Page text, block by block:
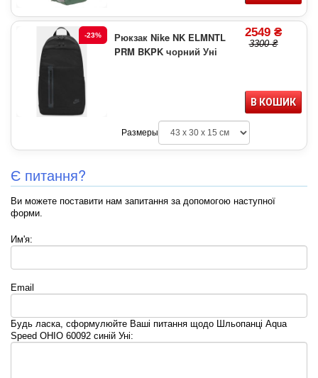
-23%
Рюкзак Nike NK ELMNTL
PRM BKPK чорний Уні
2549 ₴
3300 ₴
В КОШИК
Размеры
Є питання?
Ви можете поставити нам запитання за допомогою наступної
форми.
Им'я:
Email
Будь ласка, сформулюйте Ваші питання щодо Шльопанці Aqua
Speed OHIO 60092 синій Уні: